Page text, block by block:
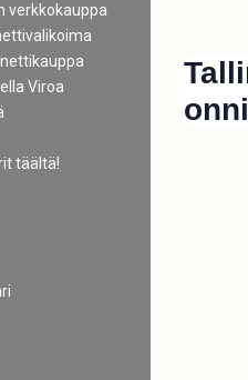
verkkokauppa
Viroa
täältä!